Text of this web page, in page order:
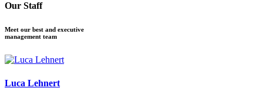
Our Staff
Meet our best and executive
management team
Luca Lehnert